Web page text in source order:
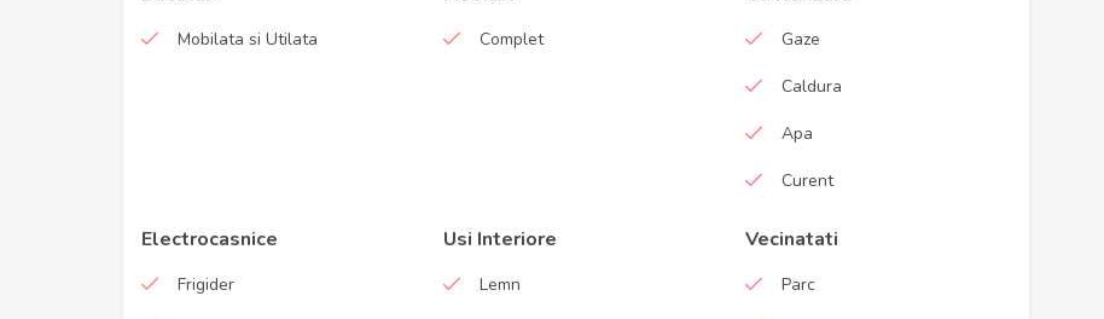
Mobilata si Utilata Complet Gaze
Caldura
Apa
Curent
Electrocasnice
Frigider
Usi Interiore
Lemn
Vecinatati
Parc